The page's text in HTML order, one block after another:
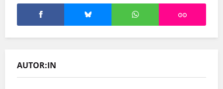
AUTOR:IN